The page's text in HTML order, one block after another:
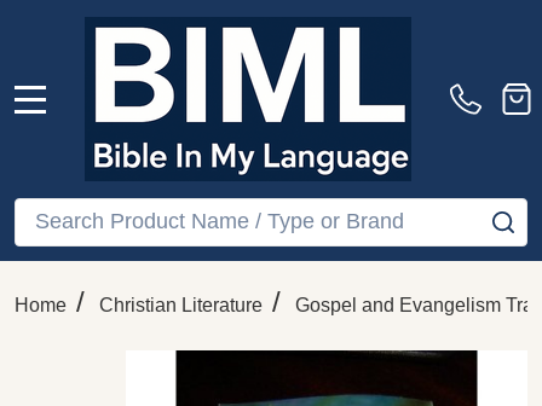
Search
Home / Christian Literature / Gospel and Evangelism